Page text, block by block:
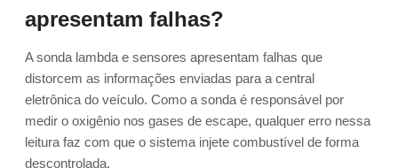
apresentam falhas?
A sonda lambda e sensores apresentam falhas que
distorcem as informações enviadas para a central
eletrônica do veículo. Como a sonda é responsável por
medir o oxigênio nos gases de escape, qualquer erro nessa
leitura faz com que o sistema injete combustível de forma
descontrolada.